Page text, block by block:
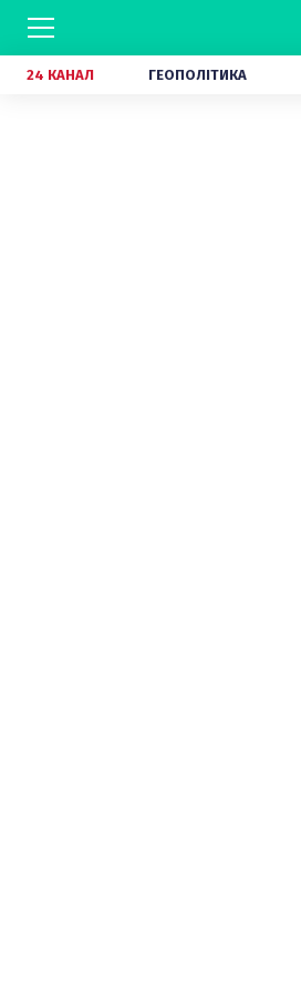
24 КАНАЛ ГЕОПОЛІТИКА